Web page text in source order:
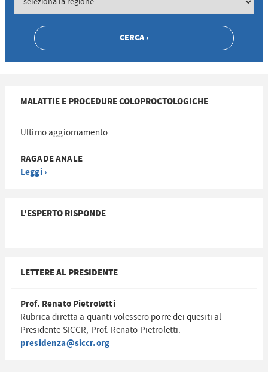
MALATTIE E PROCEDURE COLOPROCTOLOGICHE
Ultimo aggiornamento:
RAGADE ANALE
Leggi ›
L'ESPERTO RISPONDE
LETTERE AL PRESIDENTE
Prof. Renato Pietroletti
Rubrica diretta a quanti volessero porre dei quesiti al
Presidente SICCR, Prof. Renato Pietroletti.
presidenza@siccr.org